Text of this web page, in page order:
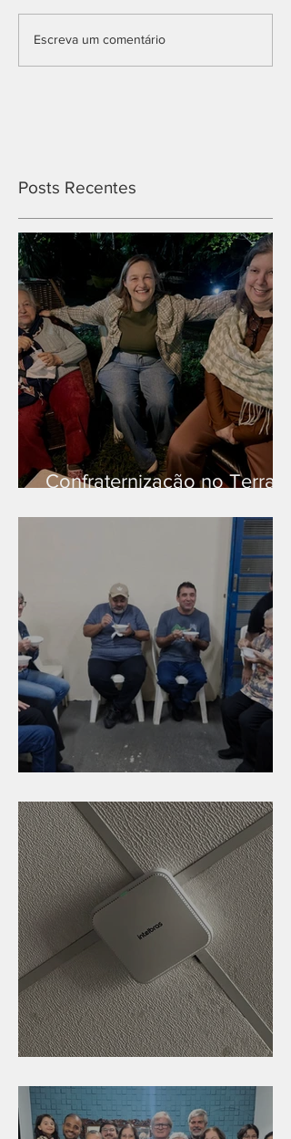
Escreva um comentário
Posts Recentes
Confraternização no Terra